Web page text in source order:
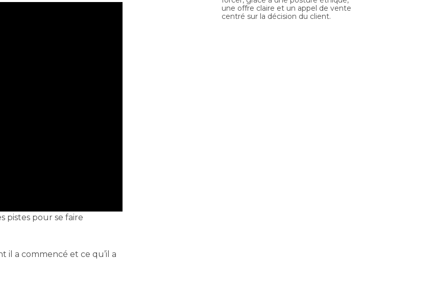
pistes pour se faire
il a commencé et ce qu’il a
une offre claire et un appel de vente
centré sur la décision du client.